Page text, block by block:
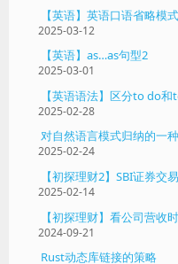
【英语】英语口语省略模式
2025-03-12
【英语】as…as句型2
2025-03-01
【英语语法】区分to do
2025-02-28
对自然语言模式归纳的一
2025-02-24
【初探理财2】SBI证券交
2025-02-14
【初探理财】看公司营收
2024-09-21
Rust动态库链接的策略